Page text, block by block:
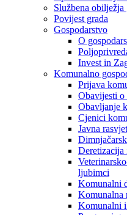
Službena obilježja
Povijest grada
Gospodarstvo
O
Invest in
Komunalno
Prijava
Obavijesti o
Obavljanje
Cjenici
Javna
Deretizacija
ljubimci
Komunalni
Komunalna
Komunalni